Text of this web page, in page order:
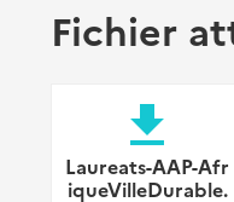
Fichier
file_download
Laureats-AAP-Afr
iqueVilleDurable.